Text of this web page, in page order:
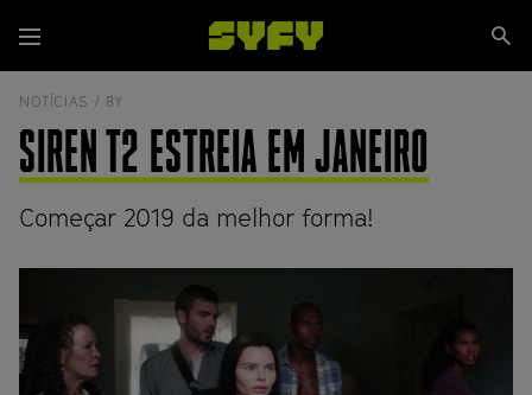
para
o
conteúdo
Menu
NOTÍCIAS / 8Y
SIREN T2 ESTREIA EM JANEIRO
Começar 2019 da melhor forma!